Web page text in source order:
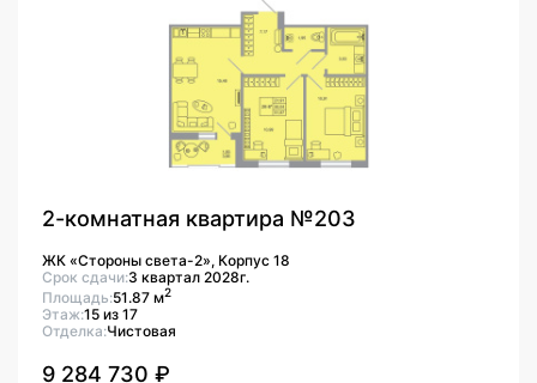
2-комнатная квартира №203
ЖК «Стороны света-2», Корпус 18
Срок сдачи:3 квартал 2028г.
Площадь:51.87 м2
Этаж:15 из 17
Отделка:Чистовая
9 284 730 ₽